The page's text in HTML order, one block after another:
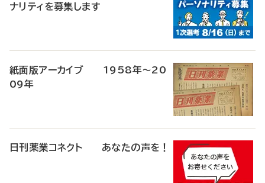
ナリティを募集します
紙面版アーカイブ 1958年～20
09年
日刊薬業コネクト あなたの声を！